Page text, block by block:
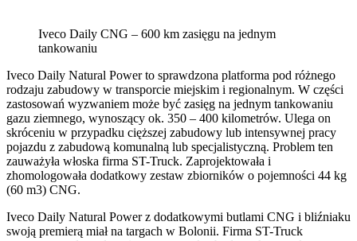
Iveco Daily CNG – 600 km zasięgu na jednym
tankowaniu
Iveco Daily Natural Power to sprawdzona platforma pod różnego
rodzaju zabudowy w transporcie miejskim i regionalnym. W części
zastosowań wyzwaniem może być zasięg na jednym tankowaniu
gazu ziemnego, wynoszący ok. 350 – 400 kilometrów. Ulega on
skróceniu w przypadku cięższej zabudowy lub intensywnej pracy
pojazdu z zabudową komunalną lub specjalistyczną. Problem ten
zauważyła włoska firma ST-Truck. Zaprojektowała i
zhomologowała dodatkowy zestaw zbiorników o pojemności 44 kg
(60 m3) CNG.
Iveco Daily Natural Power z dodatkowymi butlami CNG i bliźniaku
swoją premierą miał na targach w Bolonii. Firma ST-Truck